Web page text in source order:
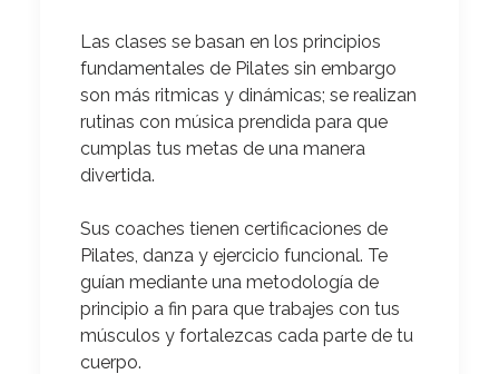
Las clases se basan en los principios
fundamentales de Pilates sin embargo
son más ritmicas y dinámicas; se realizan
rutinas con música prendida para que
cumplas tus metas de una manera
divertida.
Sus coaches tienen certificaciones de
Pilates, danza y ejercicio funcional. Te
guían mediante una metodología de
principio a fin para que trabajes con tus
músculos y fortalezcas cada parte de tu
cuerpo.